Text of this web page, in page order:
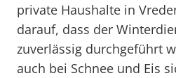
private Haushalte in
darauf, dass der
zuverlässig durchgeführt
auch bei Schnee und Eis